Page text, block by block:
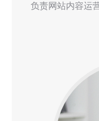
负责网站内容运